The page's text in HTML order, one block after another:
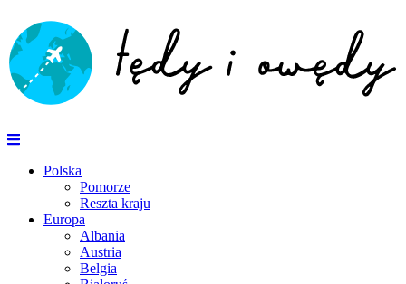
Polska
Pomorze
Reszta kraju
Europa
Albania
Austria
Belgia